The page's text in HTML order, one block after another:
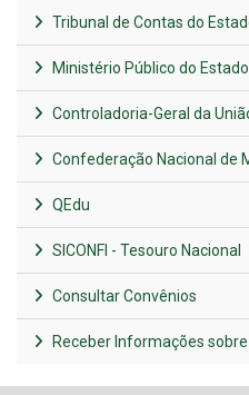
Tribunal de Contas do
Ministério Público do
Controladoria-Geral da
Confederação Nacional de
QEdu
SICONFI - Tesouro Nacional
Consultar Convênios
Receber Informações